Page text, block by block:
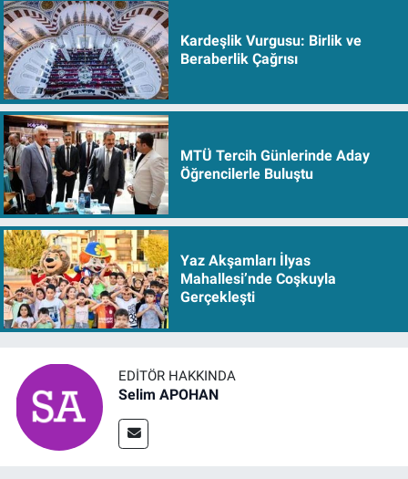
Kardeşlik Vurgusu: Birlik ve
Beraberlik Çağrısı
MTÜ Tercih Günlerinde Aday
Öğrencilerle Buluştu
Yaz Akşamları İlyas
Mahallesi’nde Coşkuyla
Gerçekleşti
EDITÖR HAKKINDA
Selim APOHAN